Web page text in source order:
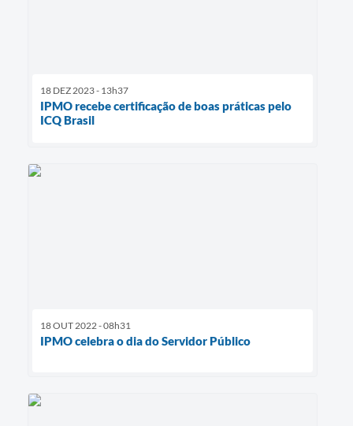
18 DEZ 2023 - 13h37
IPMO recebe certificação de boas práticas pelo
ICQ Brasil
18 OUT 2022 - 08h31
IPMO celebra o dia do Servidor Público